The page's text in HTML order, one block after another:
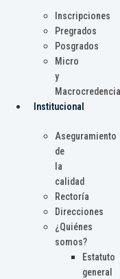
Inscripciones
Pregrados
Posgrados
Micro
y
Institucional
Aseguramiento
de
la
calidad
Rectoría
Direcciones
¿Quiénes
somos?
Estatuto
general